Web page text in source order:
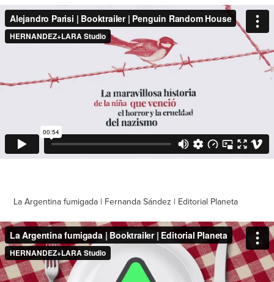
La Argentina fumigada | Fernanda Sández | Editorial Planeta